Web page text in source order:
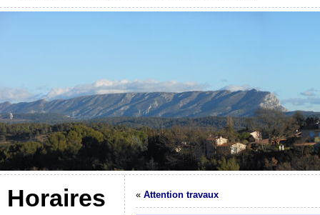
Horaires
« Attention travaux